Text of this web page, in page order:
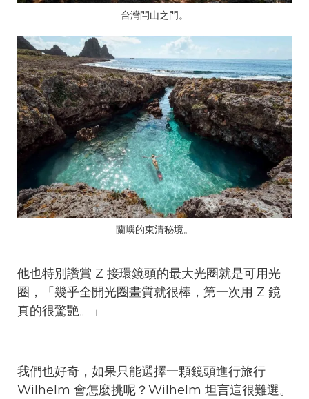
台灣閂山之門。
蘭嶼的東清秘境。
他也特別讚賞 Z 接環鏡頭的最大光圈就是可用光
圈，「幾乎全開光圈畫質就很棒，第一次用 Z 鏡
真的很驚艷。」
我們也好奇，如果只能選擇一顆鏡頭進行旅行
Wilhelm 會怎麼挑呢？Wilhelm 坦言這很難選。